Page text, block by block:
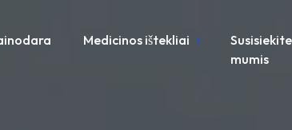
Medicinos ištekliai
mumis